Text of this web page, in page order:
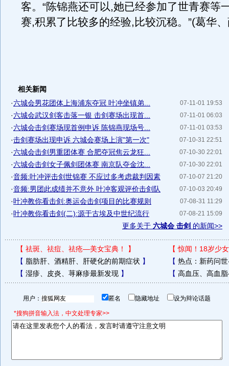
客。“陈锦燕还可以,她已经参加了世青赛等
赛,积累了比较多的经验,比较沉稳。”(葛华
相关新闻
07-11-01 19:53
·六城会男花团体上海浦东夺冠 叶冲坐镇弟...
07-11-01 06:03
·六城会武汉剑客击落一银 击剑赛场出现首...
07-11-01 03:53
·六城会击剑赛场现首例申诉 陈锦燕现场号...
07-10-31 22:51
·击剑赛场出现申诉 六城会赛场上演"第一次"
07-10-30 22:01
·六城会击剑男重团体赛 合肥夺冠焦云龙狂...
07-10-30 22:01
·六城会击剑女子佩剑团体赛 南京队夺金沈...
07-10-07 21:20
·音频:叶冲评击剑世锦赛 不应过多考虑裁判因素
07-10-03 20:49
·音频:男团此成绩并不意外 叶冲客观评价击剑队
07-08-31 11:29
·叶冲教你看击剑:奥运会击剑项目的比赛规则
07-08-21 15:09
·叶冲教你看击剑(二):源于古埃及中世纪流行
更多关于 六城会 击剑 的新闻>>
【 祛斑、祛痘、祛疮—美女宝典！ 】 【惊闻！18岁少
【 脂肪肝、酒精肝、肝硬化的前期症状 】 【 热点：新药问
【 湿疹、皮炎、荨麻疹最新发现】 【 高血压、高血
用户： 匿名 隐藏地址 设为辩论话题
*搜狗拼音输入法，中文处理专家>>